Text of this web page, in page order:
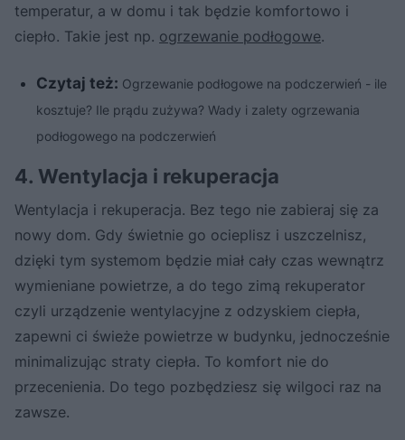
temperatur, a w domu i tak będzie komfortowo i
ciepło. Takie jest np. ogrzewanie podłogowe.
Czytaj też: Ogrzewanie podłogowe na podczerwień - ile
kosztuje? Ile prądu zużywa? Wady i zalety ogrzewania
podłogowego na podczerwień
4. Wentylacja i rekuperacja
Wentylacja i rekuperacja. Bez tego nie zabieraj się za
nowy dom. Gdy świetnie go ocieplisz i uszczelnisz,
dzięki tym systemom będzie miał cały czas wewnątrz
wymieniane powietrze, a do tego zimą rekuperator
czyli urządzenie wentylacyjne z odzyskiem ciepła,
zapewni ci świeże powietrze w budynku, jednocześnie
minimalizując straty ciepła. To komfort nie do
przecenienia. Do tego pozbędziesz się wilgoci raz na
zawsze.